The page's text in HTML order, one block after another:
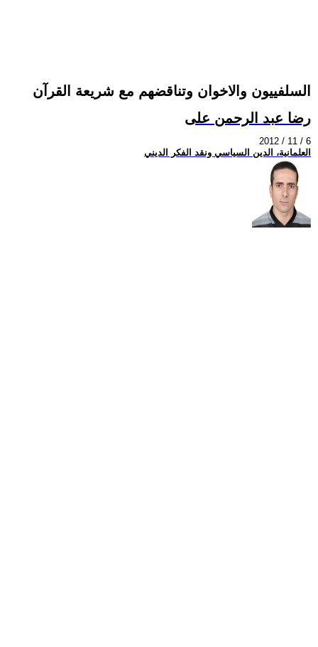
السلفييون والاخوان وتناقضهم مع شريعة القرآن
رضا عبد الرحمن على
2012 / 11 / 6
العلمانية، الدين السياسي ونقد الفكر الديني